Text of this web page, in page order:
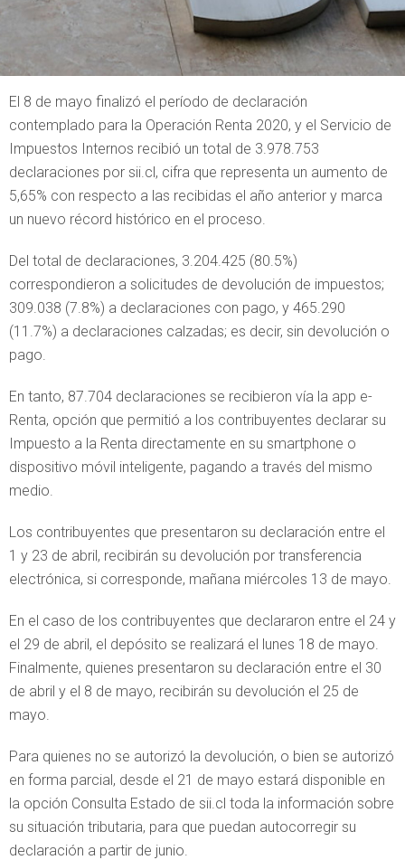
El 8 de mayo finalizó el período de declaración
contemplado para la Operación Renta 2020, y el Servicio de
Impuestos Internos recibió un total de 3.978.753
declaraciones por sii.cl, cifra que representa un aumento de
5,65% con respecto a las recibidas el año anterior y marca
un nuevo récord histórico en el proceso.
Del total de declaraciones, 3.204.425 (80.5%)
correspondieron a solicitudes de devolución de impuestos;
309.038 (7.8%) a declaraciones con pago, y 465.290
(11.7%) a declaraciones calzadas; es decir, sin devolución o
pago.
En tanto, 87.704 declaraciones se recibieron vía la app e-
Renta, opción que permitió a los contribuyentes declarar su
Impuesto a la Renta directamente en su smartphone o
dispositivo móvil inteligente, pagando a través del mismo
medio.
Los contribuyentes que presentaron su declaración entre el
1 y 23 de abril, recibirán su devolución por transferencia
electrónica, si corresponde, mañana miércoles 13 de mayo.
En el caso de los contribuyentes que declararon entre el 24 y
el 29 de abril, el depósito se realizará el lunes 18 de mayo.
Finalmente, quienes presentaron su declaración entre el 30
de abril y el 8 de mayo, recibirán su devolución el 25 de
mayo.
Para quienes no se autorizó la devolución, o bien se autorizó
en forma parcial, desde el 21 de mayo estará disponible en
la opción Consulta Estado de sii.cl toda la información sobre
su situación tributaria, para que puedan autocorregir su
declaración a partir de junio.